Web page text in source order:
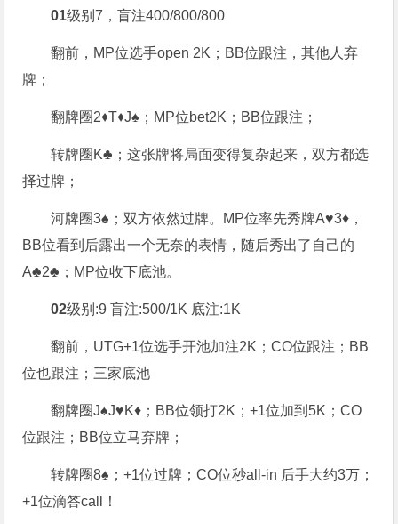
01级别7，盲注400/800/800
翻前，MP位选手open 2K；BB位跟注，其他人弃
牌；
翻牌圈2♦T♦J♠；MP位bet2K；BB位跟注；
转牌圈K♣；这张牌将局面变得复杂起来，双方都选
择过牌；
河牌圈3♠；双方依然过牌。MP位率先秀牌A♥3♦，
BB位看到后露出一个无奈的表情，随后秀出了自己的
A♣2♣；MP位收下底池。
02级别:9 盲注:500/1K 底注:1K
翻前，UTG+1位选手开池加注2K；CO位跟注；BB
位也跟注；三家底池
翻牌圈J♠J♥K♦；BB位领打2K；+1位加到5K；CO
位跟注；BB位立马弃牌；
转牌圈8♠；+1位过牌；CO位秒all-in 后手大约3万；
+1位滴答call！